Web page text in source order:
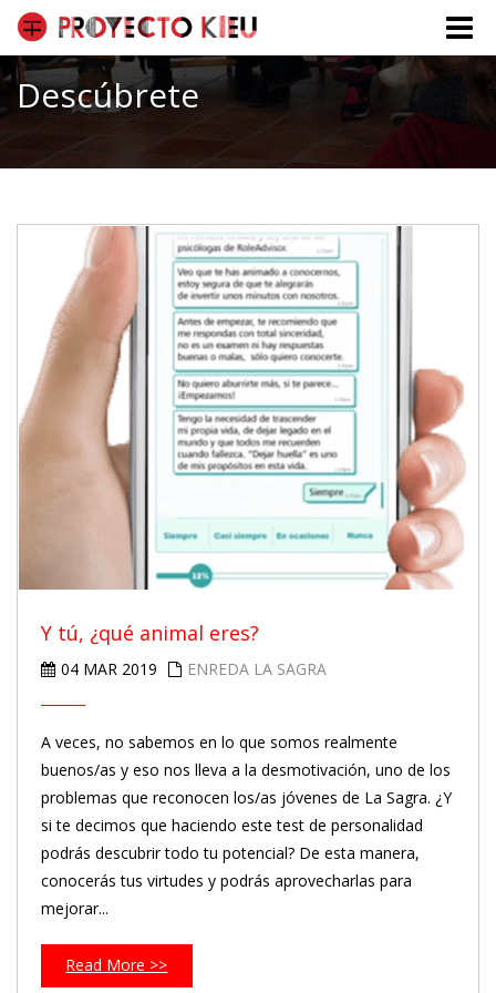
Toggle
Descúbrete
Y tú, ¿qué animal eres?
04 MAR 2019 ENREDA LA SAGRA
A veces, no sabemos en lo que somos realmente
buenos/as y eso nos lleva a la desmotivación, uno de los
problemas que reconocen los/as jóvenes de La Sagra. ¿Y
si te decimos que haciendo este test de personalidad
podrás descubrir todo tu potencial? De esta manera,
conocerás tus virtudes y podrás aprovecharlas para
mejorar...
Read More >>